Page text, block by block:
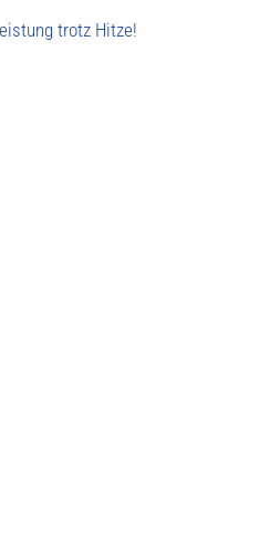
trotz Hitze!